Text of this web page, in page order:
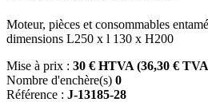
Moteur, pièces et consommables
dimensions L250 x l 130 x H200
Mise à prix : 30 € HTVA (36,30 €
Nombre d'enchère(s) 0
Référence : J-13185-28